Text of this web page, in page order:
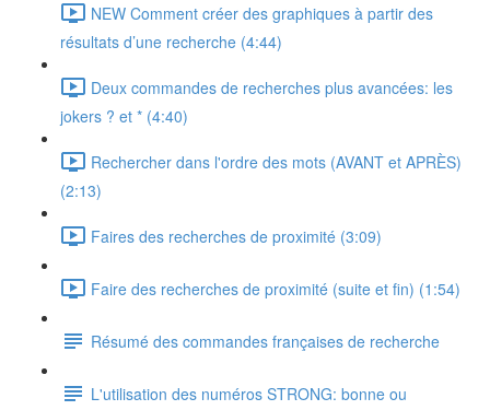
NEW Comment créer des graphiques à partir des
résultats d’une recherche (4:44)
Deux commandes de recherches plus avancées: les
jokers ? et * (4:40)
Rechercher dans l'ordre des mots (AVANT et APRÈS)
(2:13)
Faires des recherches de proximité (3:09)
Faire des recherches de proximité (suite et fin) (1:54)
Résumé des commandes françaises de recherche
L'utilisation des numéros STRONG: bonne ou